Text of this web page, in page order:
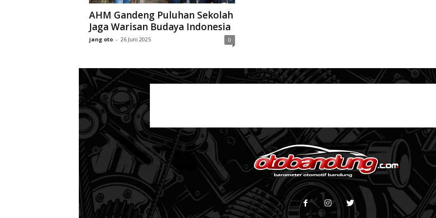
AHM Gandeng Puluhan Sekolah
Jaga Warisan Budaya Indonesia
jang oto - 26 Juni 2025 0